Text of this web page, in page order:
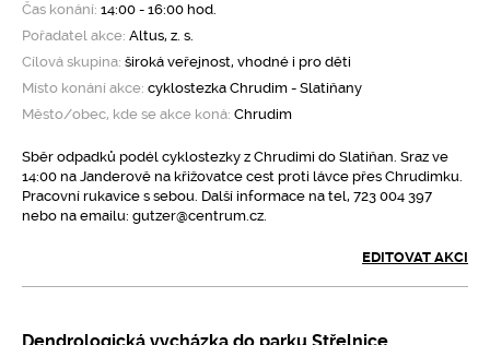
Čas konání: 14:00 - 16:00 hod.
Pořadatel akce: Altus, z. s.
Cílová skupina: široká veřejnost, vhodné i pro děti
Místo konání akce: cyklostezka Chrudim - Slatiňany
Město/obec, kde se akce koná: Chrudim
Sběr odpadků podél cyklostezky z Chrudimi do Slatiňan. Sraz ve
14:00 na Janderově na křižovatce cest proti lávce přes Chrudimku.
Pracovní rukavice s sebou. Další informace na tel, 723 004 397
nebo na emailu: gutzer@centrum.cz.
EDITOVAT AKCI